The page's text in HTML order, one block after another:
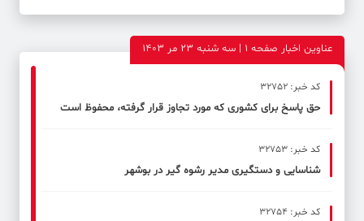
عناوین اخبار صفحه ۱ | سه شنبه 23 مر 1403
کد خبر: 32752
حق پاسخ برای کشوری که مورد تجاوز قرار گرفته، محفوظ است
کد خبر: 32753
شناسایی و دستگیری مدیر رشوه گیر در بوشهر
کد خبر: 32754